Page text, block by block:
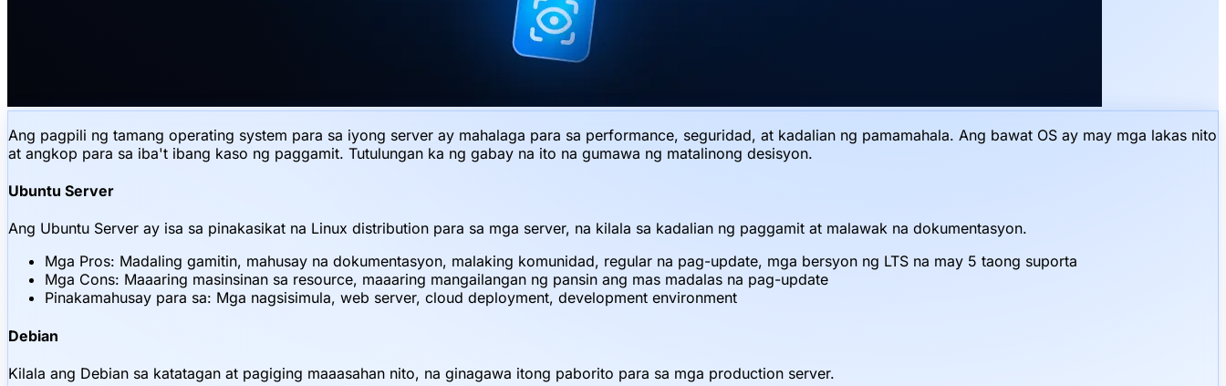
Ang pagpili ng tamang operating system para sa iyong server ay mahalaga para sa performance, seguridad, at kadalian ng pamamahala. Ang bawat OS ay may mga lakas nito
at angkop para sa iba't ibang kaso ng paggamit. Tutulungan ka ng gabay na ito na gumawa ng matalinong desisyon.
Ubuntu Server
Ang Ubuntu Server ay isa sa pinakasikat na Linux distribution para sa mga server, na kilala sa kadalian ng paggamit at malawak na dokumentasyon.
Mga Pros: Madaling gamitin, mahusay na dokumentasyon, malaking komunidad, regular na pag-update, mga bersyon ng LTS na may 5 taong suporta
Mga Cons: Maaaring masinsinan sa resource, maaaring mangailangan ng pansin ang mas madalas na pag-update
Pinakamahusay para sa: Mga nagsisimula, web server, cloud deployment, development environment
Debian
Kilala ang Debian sa katatagan at pagiging maaasahan nito, na ginagawa itong paborito para sa mga production server.